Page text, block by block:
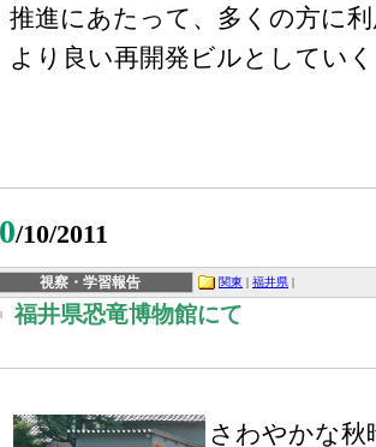
推進にあたって、多くの方に
より良い再開発ビルとしてい
/10/2011
視察・学習報告 関東 福井県
福井県恐竜博物館にて
さわやかな秋